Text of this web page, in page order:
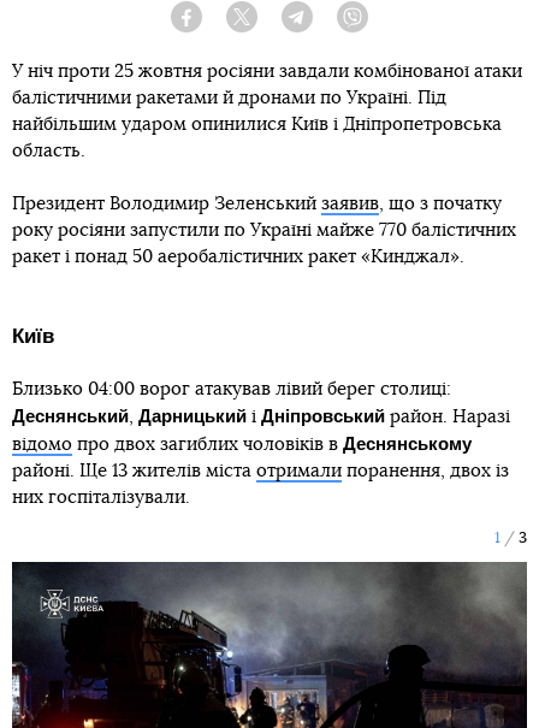
Facebook Twitter Telegram
У ніч проти 25 жовтня росіяни завдали комбінованої атаки
балістичними ракетами й дронами по Україні. Під
найбільшим ударом опинилися Київ і Дніпропетровська
область.
Президент Володимир Зеленський заявив, що з початку
року росіяни запустили по Україні майже 770 балістичних
ракет і понад 50 аеробалістичних ракет «Кинджал».
Київ
Близько 04:00 ворог атакував лівий берег столиці:
Деснянський, Дарницький і Дніпровський район. Наразі
відомо про двох загиблих чоловіків в Деснянському
районі. Ще 13 жителів міста отримали поранення, двох із
них госпіталізували.
1 3